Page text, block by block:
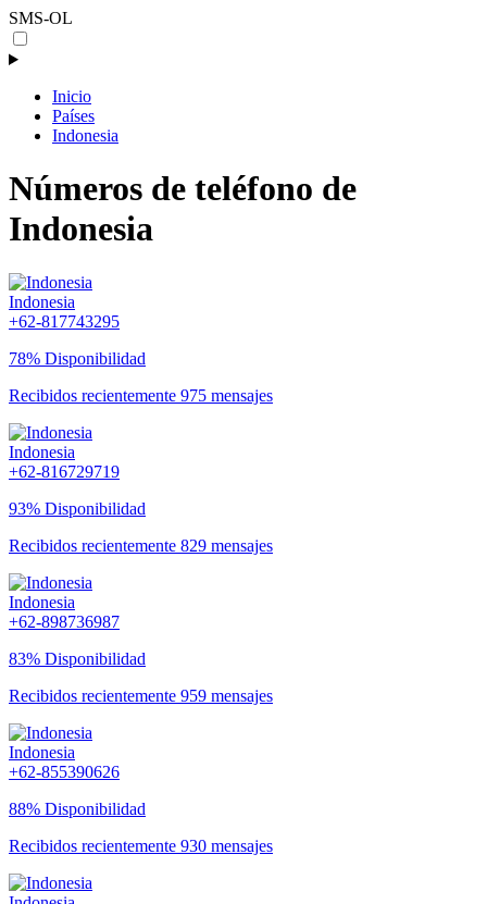
SMS-OL
Inicio
Países
Indonesia
Números de teléfono de
Indonesia
Indonesia
+62-817743295
78% Disponibilidad
Recibidos recientemente 975 mensajes
Indonesia
+62-816729719
93% Disponibilidad
Recibidos recientemente 829 mensajes
Indonesia
+62-898736987
83% Disponibilidad
Recibidos recientemente 959 mensajes
Indonesia
+62-855390626
88% Disponibilidad
Recibidos recientemente 930 mensajes